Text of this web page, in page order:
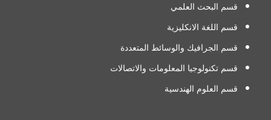
قسم البحث العلمي
قسم اللغة الانكليزية
قسم الجرافيك والوسائط المتعددة
قسم تكنولوجيا المعلومات والاتصالات
قسم العلوم الهندسية